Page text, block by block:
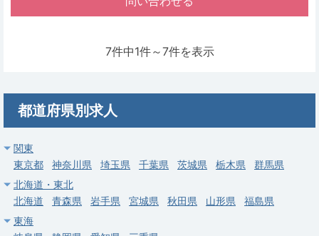
7件中1件～7件を表示
都道府県別求人
関東
東京都
神奈川県 埼玉県 千葉県 茨城県 栃木県
群馬県
北海道・東北
北海道
青森県 岩手県 宮城県 秋田県 山形県
福島県
東海